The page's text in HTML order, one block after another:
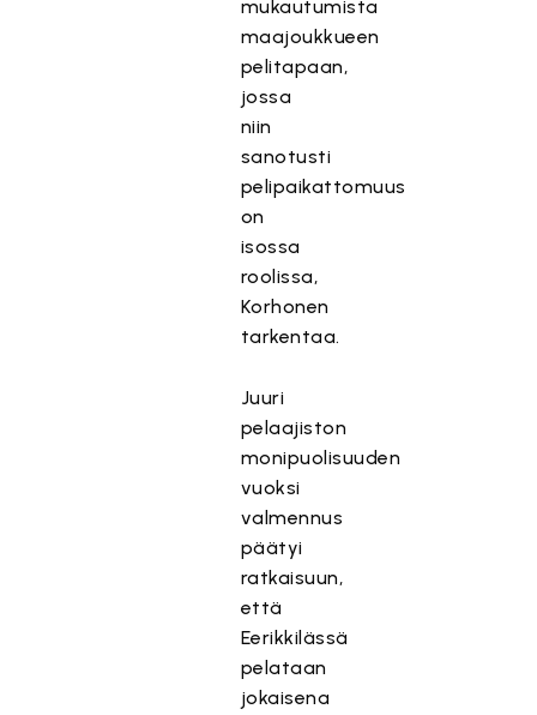
mukautumista
maajoukkueen
pelitapaan,
jossa
niin
sanotusti
pelipaikattomuus
on
isossa
roolissa,
Korhonen
tarkentaa.
Juuri
pelaajiston
monipuolisuuden
vuoksi
valmennus
päätyi
ratkaisuun,
että
Eerikkilässä
pelataan
jokaisena